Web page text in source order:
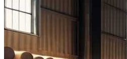
Простая И
Рецепт Для